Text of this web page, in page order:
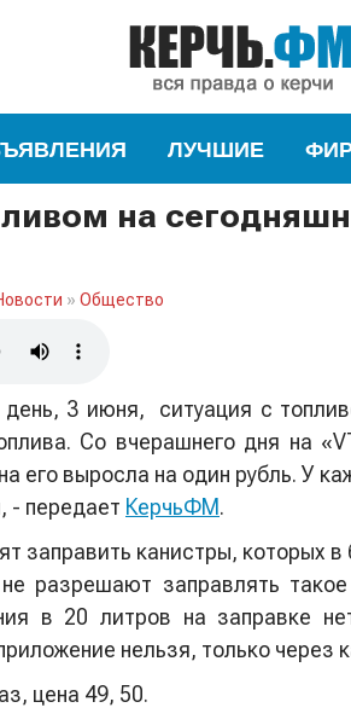
ЛУЧШИЕ
на
» Общество
день, 3 июня,
ситуация с
Со вчерашнего дня на
его выросла на один рубль. У
- передает КерчьФМ.
заправить канистры, которых в
разрешают заправлять такое
в 20 литров на заправке
нельзя, только через
цена 49, 50.